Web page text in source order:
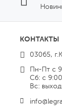
КОНТАКТЫ
03065,
Пн-Пт с
Сб: с
Вс: